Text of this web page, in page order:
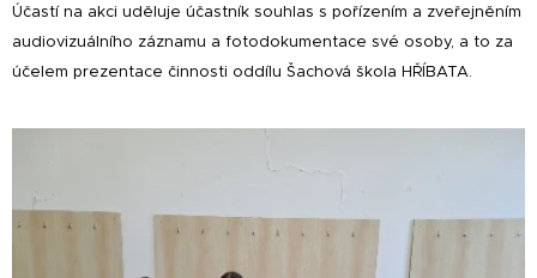
Účastí na akci uděluje účastník souhlas s pořízením a zveřejněním
audiovizuálního záznamu a fotodokumentace své osoby, a to za
účelem prezentace činnosti oddílu Šachová škola HŘÍBATA.